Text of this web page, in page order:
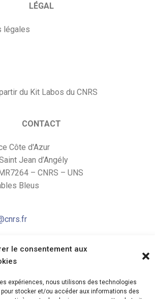
le consentement aux
expériences, nous utilisons des technologies
stocker et/ou accéder aux informations des
LÉGAL
légales
du Kit Labos du CNRS
CONTACT
Côte d'Azur
Jean d’Angély
– CNRS – UNS
Bleus